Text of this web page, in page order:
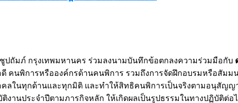
ปถัมภ์ กรุงเทพมหานคร ร่วมลงนามบันทึกข้อตกลงความร่วมมือกับ
คนพิการหรือองค์กรด้านคนพิการ รวมถึงการจัดฝึกอบรมหรือสัม
นทุกด้านและทุกมิติ และทำให้สิทธิคนพิการเป็นจริงตามอนุสัญญาว่า
งานประจำปีตามภารกิจหลัก ให้เกิดผลเป็นรูปธรรมในทางปฏิบัติต่